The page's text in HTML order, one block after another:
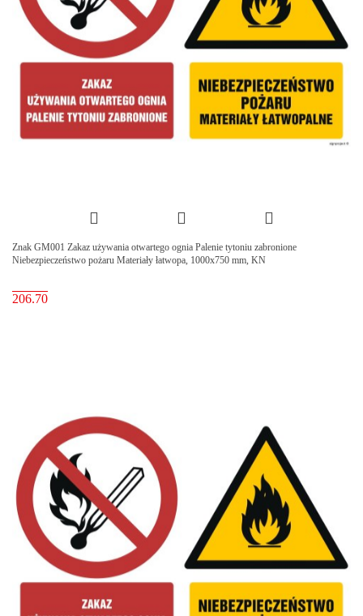
Znak GM001 Zakaz używania otwartego ognia Palenie tytoniu zabronione
Niebezpieczeństwo pożaru Materiały łatwopa, 1000x750 mm, KN
206.70